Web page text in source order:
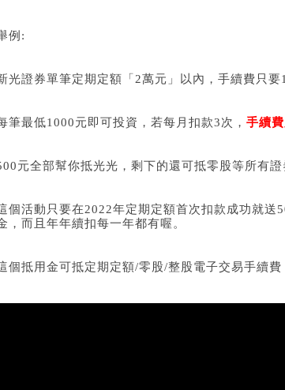
例:
光證券單筆定期定額「2萬元」以內，手續費只要1
筆最低1000元即可投資，若每月扣款3次， 手續
元全部幫你抵光光，剩下的還可抵零股等所有證
個活動只要在2022年定期定額首次扣款成功就送
，而且年年續扣每一年都有喔。
個抵用金可抵定期定額/零股/整股電子交易手續費